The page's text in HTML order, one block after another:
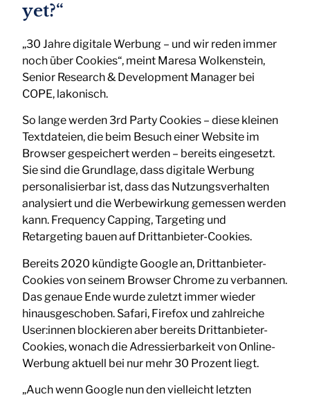
yet?“
„30 Jahre digitale Werbung – und wir reden immer
noch über Cookies“, meint Maresa Wolkenstein,
Senior Research & Development Manager bei
COPE, lakonisch.
So lange werden 3rd Party Cookies – diese kleinen
Textdateien, die beim Besuch einer Website im
Browser gespeichert werden – bereits eingesetzt.
Sie sind die Grundlage, dass digitale Werbung
personalisierbar ist, dass das Nutzungsverhalten
analysiert und die Werbewirkung gemessen werden
kann. Frequency Capping, Targeting und
Retargeting bauen auf Drittanbieter-Cookies.
Bereits 2020 kündigte Google an, Drittanbieter-
Cookies von seinem Browser Chrome zu verbannen.
Das genaue Ende wurde zuletzt immer wieder
hinausgeschoben. Safari, Firefox und zahlreiche
User:innen blockieren aber bereits Drittanbieter-
Cookies, wonach die Adressierbarkeit von Online-
Werbung aktuell bei nur mehr 30 Prozent liegt.
„Auch wenn Google nun den vielleicht letzten